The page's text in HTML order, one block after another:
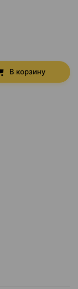
В корзину